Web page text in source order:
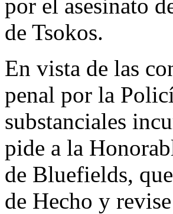
por el asesinato
de Tsokos.
En vista de las
penal por la
substanciales
pide a la
de Bluefields,
de Hecho y